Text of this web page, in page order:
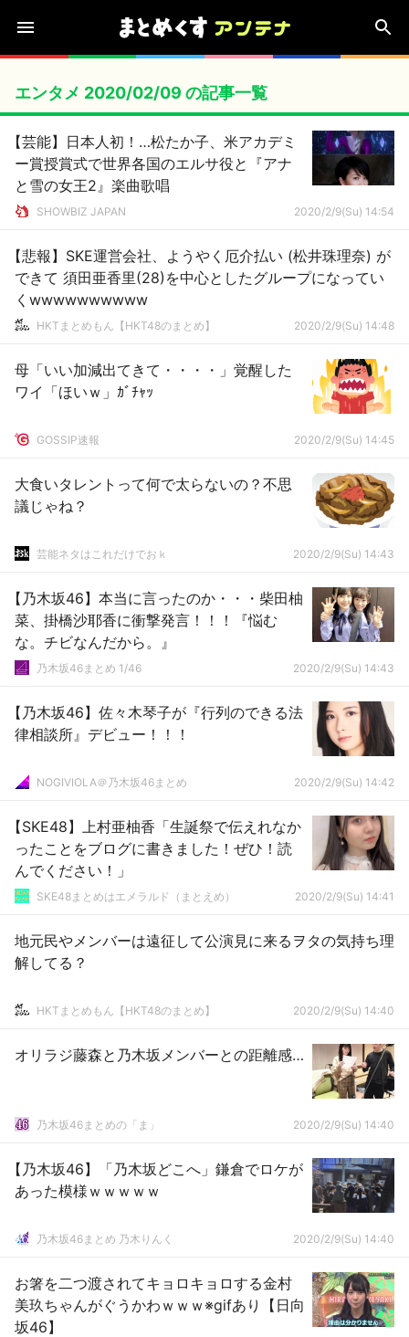
エンタメ 2020/02/09 の記事一覧
【芸能】日本人初！…松たか子、米アカデミ
ー賞授賞式で世界各国のエルサ役と『アナ
と雪の女王2』楽曲歌唱
SHOWBIZ JAPAN 2020/2/9(Su) 14:54
【悲報】SKE運営会社、ようやく厄介払い (松井珠理奈) が
できて 須田亜香里(28)を中心としたグループになってい
くwwwwwwwwww
HKTまとめもん【HKT48のまとめ】 2020/2/9(Su) 14:48
母「いい加減出てきて・・・・」覚醒した
ワイ「ほいｗ」ｶﾞﾁｬｯ
GOSSIP速報 2020/2/9(Su) 14:45
大食いタレントって何で太らないの？不思
議じゃね？
芸能ネタはこれだけでおｋ 2020/2/9(Su) 14:43
【乃木坂46】本当に言ったのか・・・柴田柚
菜、掛橋沙耶香に衝撃発言！！！『悩む
な。チビなんだから。』
乃木坂46まとめ 1/46 2020/2/9(Su) 14:43
【乃木坂46】佐々木琴子が『行列のできる法
律相談所』デビュー！！！
NOGIVIOLA＠乃木坂46まとめ 2020/2/9(Su) 14:42
【SKE48】上村亜柚香「生誕祭で伝えれなか
ったことをブログに書きました！ぜひ！読
んでください！」
SKE48まとめはエメラルド（まとえめ） 2020/2/9(Su) 14:41
地元民やメンバーは遠征して公演見に来るヲタの気持ち理
解してる？
HKTまとめもん【HKT48のまとめ】 2020/2/9(Su) 14:40
オリラジ藤森と乃木坂メンバーとの距離感…
乃木坂46まとめの「ま」 2020/2/9(Su) 14:40
【乃木坂46】「乃木坂どこへ」鎌倉でロケが
あった模様ｗｗｗｗｗ
乃木坂46まとめ 乃木りんく 2020/2/9(Su) 14:40
お箸を二つ渡されてキョロキョロする金村
美玖ちゃんがぐうかわｗｗｗ※gifあり【日向
坂46】